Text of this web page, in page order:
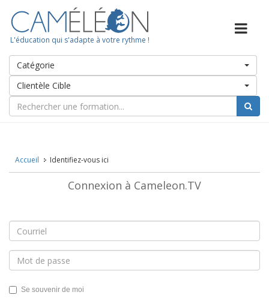
L'éducation qui s'adapte à votre rythme !
Catégorie
Clientèle Cible
Accueil Identifiez-vous ici
Connexion à Cameleon.TV
Se souvenir de moi